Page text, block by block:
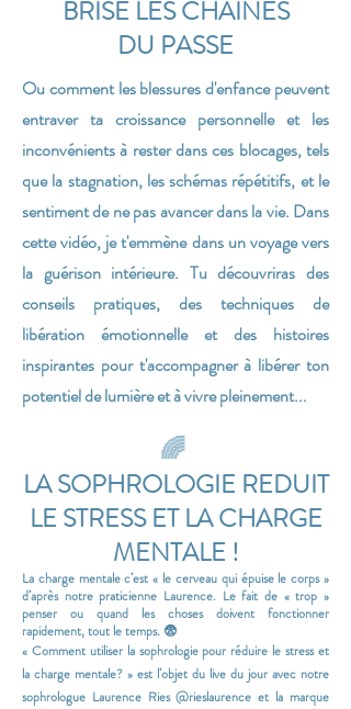
BRISE LES CHAINES
DU PASSE
Ou commentles blessures d'enfance peuvent
entraver ta croissance personnelle et les
inconvénients à rester dans ces blocages, tels
que la stagnation, les schémas répétitifs, et le
sentiment de ne pas avancer dans la vie. Dans
cette vidéo, je t'emmène dans un voyage vers
la guérison intérieure. Tu découvriras des
conseils pratiques, des techniques de
libération émotionnelle et des histoires
inspirantes pour t'accompagner à libérer ton
potentiel de lumière et à vivre pleinement...
🌈
LA SOPHROLOGIE REDUIT
LE STRESS ETLA CHARGE
MENTALE !
La charge mentale c’est « le cerveau qui épuise le corps »
d’après notre praticienne Laurence. Le fait de « trop »
penser ou quand les choses doivent fonctionner
rapidement, tout le temps. 😨
« Comment utiliser la sophrologie pour réduire le stress et
la charge mentale? » est l’objet du live du jour avec notre
sophrologue Laurence Ries @rieslaurence et la marque